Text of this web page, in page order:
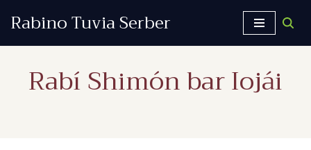
contenido
Rabino Tuvia Serber
Rabí Shimón bar Iojái